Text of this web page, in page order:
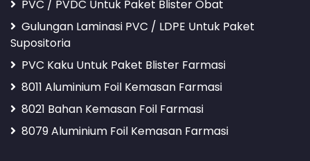
PVC / PVDC Untuk Paket Blister Obat
Gulungan Laminasi PVC / LDPE Untuk Paket
Supositoria
PVC Kaku Untuk Paket Blister Farmasi
8011 Aluminium Foil Kemasan Farmasi
8021 Bahan Kemasan Foil Farmasi
8079 Aluminium Foil Kemasan Farmasi